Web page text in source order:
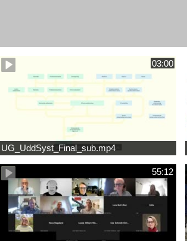
03:00
UG_UddSyst_Final_sub.mp4
55:12